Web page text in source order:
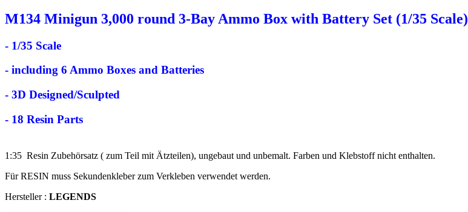
M134 Minigun 3,000 round 3-Bay Ammo Box with Battery Set (1/35 Scale)
- 1/35 Scale
- including 6 Ammo Boxes and Batteries
- 3D Designed/Sculpted
- 18 Resin Parts
1:35 Resin Zubehörsatz ( zum Teil mit Ätzteilen), ungebaut und unbemalt. Farben und Klebstoff nicht enthalten.
Für RESIN muss Sekundenkleber zum Verkleben verwendet werden.
Hersteller : LEGENDS